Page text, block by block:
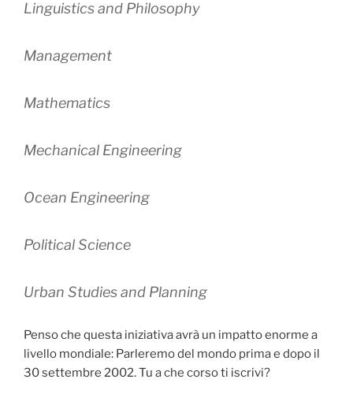
Linguistics and Philosophy
Management
Mathematics
Mechanical Engineering
Ocean Engineering
Political Science
Urban Studies and Planning
Penso che questa iniziativa avrà un impatto enorme a
livello mondiale: Parleremo del mondo prima e dopo il
30 settembre 2002. Tu a che corso ti iscrivi?